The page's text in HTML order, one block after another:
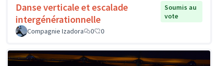
Danse verticale et escalade
intergénérationnelle
Soumis au
vote
Compagnie Izadora
0 0